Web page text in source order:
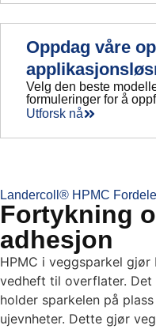
Oppdag våre
Velg den beste
formuleringer for å
Utforsk nå
Landercoll® HPMC
Fortykning
adhesjon
HPMC i veggsparkel
vedheft til overflater. Det
holder sparkelen på
ujevnheter. Dette gjør